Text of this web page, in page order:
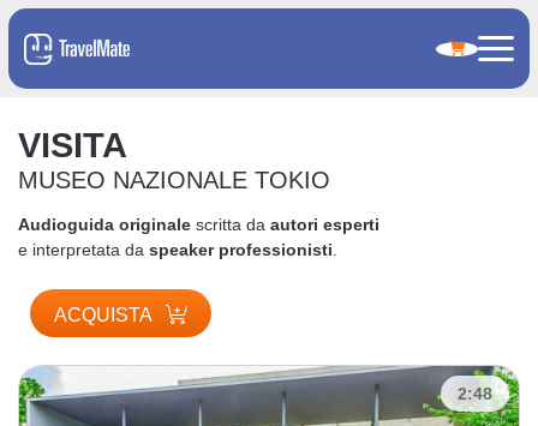
VISITA
MUSEO NAZIONALE TOKIO
Audioguida originale scritta da autori esperti
e interpretata da speaker professionisti
ACQUISTA
2:48